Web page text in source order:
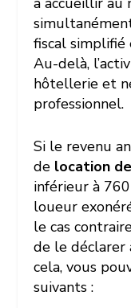
fiscal simplifié
Au-delà,
hôtellerie et
professionnel.
Si le revenu
de location
inférieur à
loueur
le cas
de le déclarer
cela, vous
suivants :